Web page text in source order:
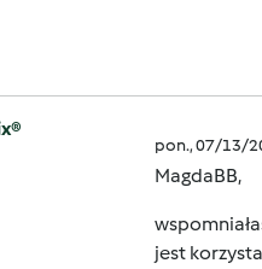
pon., 07/13/
MagdaBB,
jest